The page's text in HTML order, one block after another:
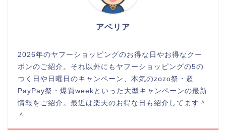
アベリア
2026年のヤフーショッピングのお得な日やお得なクー
ポンのご紹介。それ以外にもヤフーショッピングの5の
つく日や日曜日のキャンペーン、本気のzozo祭・超
PayPay祭・爆買weekといった大型キャンペーンの最新
情報をご紹介。最近は楽天のお得な日も紹介してます＾
＾